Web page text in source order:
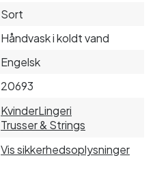
Sort
Håndvask i koldt vand
Engelsk
20693
KvinderLingeri
Trusser & Strings
Vis sikkerhedsoplysninger